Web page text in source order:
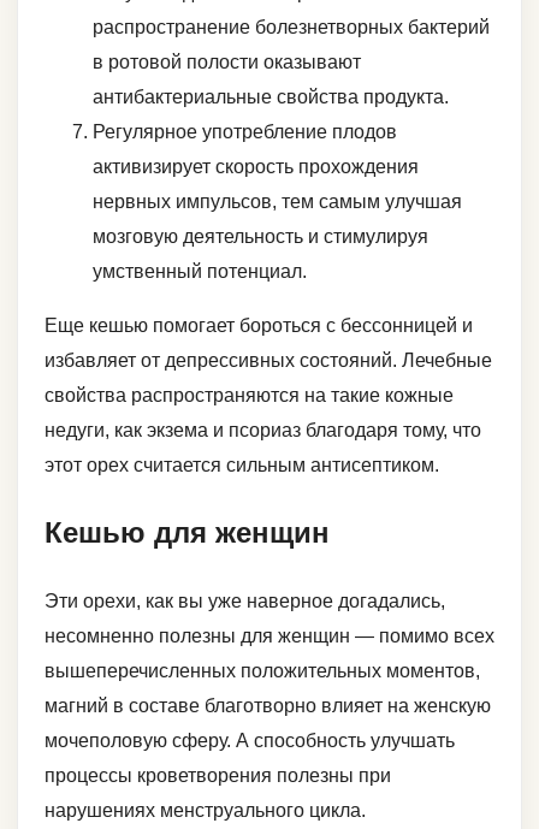
распространение болезнетворных бактерий
в ротовой полости оказывают
антибактериальные свойства продукта.
Регулярное употребление плодов
активизирует скорость прохождения
нервных импульсов, тем самым улучшая
мозговую деятельность и стимулируя
умственный потенциал.
Еще кешью помогает бороться с бессонницей и
избавляет от депрессивных состояний. Лечебные
свойства распространяются на такие кожные
недуги, как экзема и псориаз благодаря тому, что
этот орех считается сильным антисептиком.
Кешью для женщин
Эти орехи, как вы уже наверное догадались,
несомненно полезны для женщин — помимо всех
вышеперечисленных положительных моментов,
магний в составе благотворно влияет на женскую
мочеполовую сферу. А способность улучшать
процессы кроветворения полезны при
нарушениях менструального цикла.